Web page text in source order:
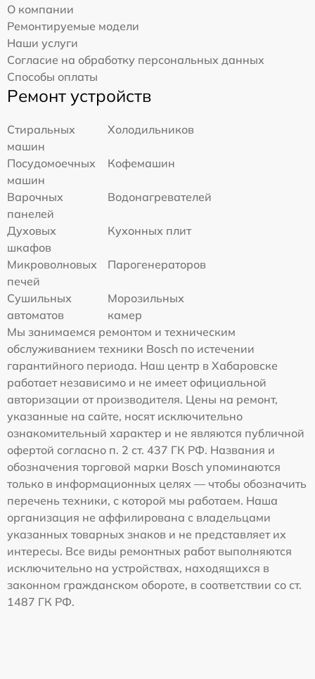
О компании
Ремонтируемые модели
Наши услуги
Согласие на обработку персональных данных
Способы оплаты
Ремонт устройств
Стиральных
машин
Холодильников
Посудомоечных
машин
Кофемашин
Варочных
панелей
Водонагревателей
Духовых
шкафов
Кухонных плит
Микроволновых
печей
Парогенераторов
Сушильных
автоматов
Морозильных
камер
Мы занимаемся ремонтом и техническим
обслуживанием техники Bosch по истечении
гарантийного периода. Наш центр в Хабаровске
работает независимо и не имеет официальной
авторизации от производителя. Цены на ремонт,
указанные на сайте, носят исключительно
ознакомительный характер и не являются публичной
офертой согласно п. 2 ст. 437 ГК РФ. Названия и
обозначения торговой марки Bosch упоминаются
только в информационных целях — чтобы обозначить
перечень техники, с которой мы работаем. Наша
организация не аффилирована с владельцами
указанных товарных знаков и не представляет их
интересы. Все виды ремонтных работ выполняются
исключительно на устройствах, находящихся в
законном гражданском обороте, в соответствии со ст.
1487 ГК РФ.